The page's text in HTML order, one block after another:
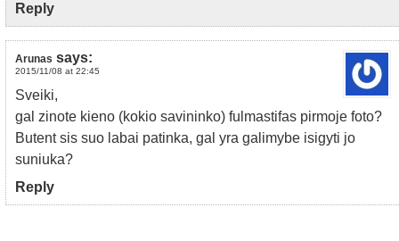
Reply
Arunas says:
2015/11/08 at 22:45
Sveiki,
gal zinote kieno (kokio savininko) fulmastifas pirmoje foto?
Butent sis suo labai patinka, gal yra galimybe isigyti jo
suniuka?
Reply